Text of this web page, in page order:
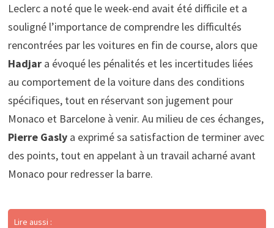
Leclerc a noté que le week-end avait été difficile et a
souligné l’importance de comprendre les difficultés
rencontrées par les voitures en fin de course, alors que
Hadjara évoqué les pénalités et les incertitudes liées
au comportement de la voiture dans des conditions
spécifiques, tout en réservant son jugement pour
Monaco et Barcelone à venir. Au milieu de ces échanges,
Pierre Gaslya exprimé sa satisfaction de terminer avec
des points, tout en appelant à un travail acharné avant
Monaco pour redresser la barre.
Lire aussi :